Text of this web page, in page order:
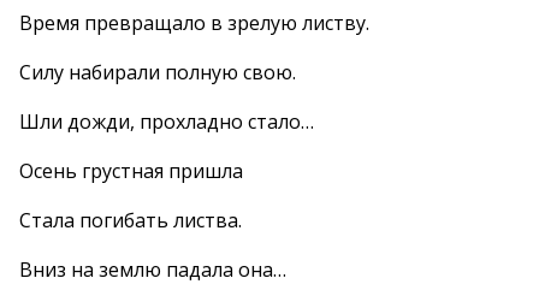
Время превращало в зрелую листву.
Силу набирали полную свою.
Шли дожди, прохладно стало…
Осень грустная пришла
Стала погибать листва.
Вниз на землю падала она…